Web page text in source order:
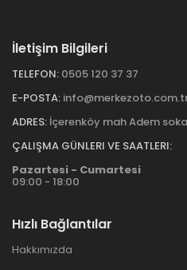
İletişim Bilgileri
TELEFON: 0505 120 37 37
E-POSTA:
ADRES: İçerenköy mah Adem
ÇALIŞMA GÜNLERI VE SAATLERI:
Pazartesi - Cumartesi
09:00 - 18:00
Hızlı Bağlantılar
Hakkımızda